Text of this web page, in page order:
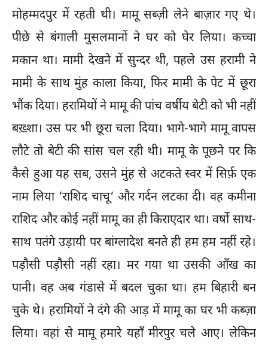
मोहम्मदपुर में रहती थी। मामू सब्ज़ी लेने बाज़ार गए थे।
पीछे से बंगाली मुसलमानों ने घर को घेर लिया। कच्चा
मकान था। मामी देखने में सुन्दर थी, पहले उस हरामी ने
मामी के साथ मुंह काला किया, फिर मामी के पेट में छूरा
भौंक दिया। हरामियों ने मामू की पांच वर्षीय बेटी को भी नहीं
बख़्शा। उस पर भी छूरा चला दिया। भागे-भागे मामू वापस
लौटे तो बेटी की सांस चल रही थी। मामू के पूछने पर कि
कैसे हुआ यह सब, उसने मुंह से अटकते स्वर में सिर्फ़ एक
नाम लिया ‘राशिद चाचू‘ और गर्दन लटका दी। वह कमीना
राशिद और कोई नहीं मामू का ही किराएदार था। वर्षों साथ-
साथ पतंगे उड़ायी पर बांग्लादेश बनते ही हम हम नहीं रहे।
पड़ौसी पड़ौसी नहीं रहा। मर गया था उसकी आँख का
पानी। वह अब गंडासे में बदल चुका था। हम बिहारी बन
चुके थे। हरामियों ने दंगे की आड़ में मामू का घर भी कब्ज़ा
लिया। वहां से मामू हमारे यहाँ मीरपुर चले आए। लेकिन